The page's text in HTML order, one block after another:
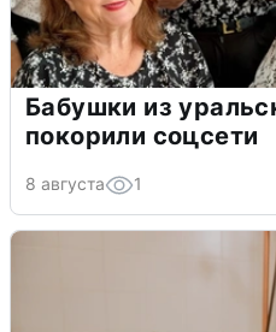
Бабушки из
покорили соцсети
8 августа 1